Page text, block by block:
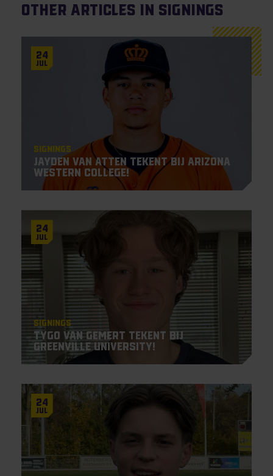
Other articles in Signings
24
Jul
Signings
Jayden Van Atten tekent bij Arizona
Western College!
24
Jul
Signings
Tygo van Gemert tekent bij
Greenville University!
24
Jul